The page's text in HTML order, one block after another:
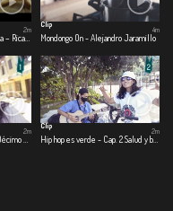
Pa´lante - Carolina Valencia – Ricardo Ramírez – Beto Briceño
2m
Clip
Mondongo On - Alejandro Jaramillo
4m
2m
Clip
2m